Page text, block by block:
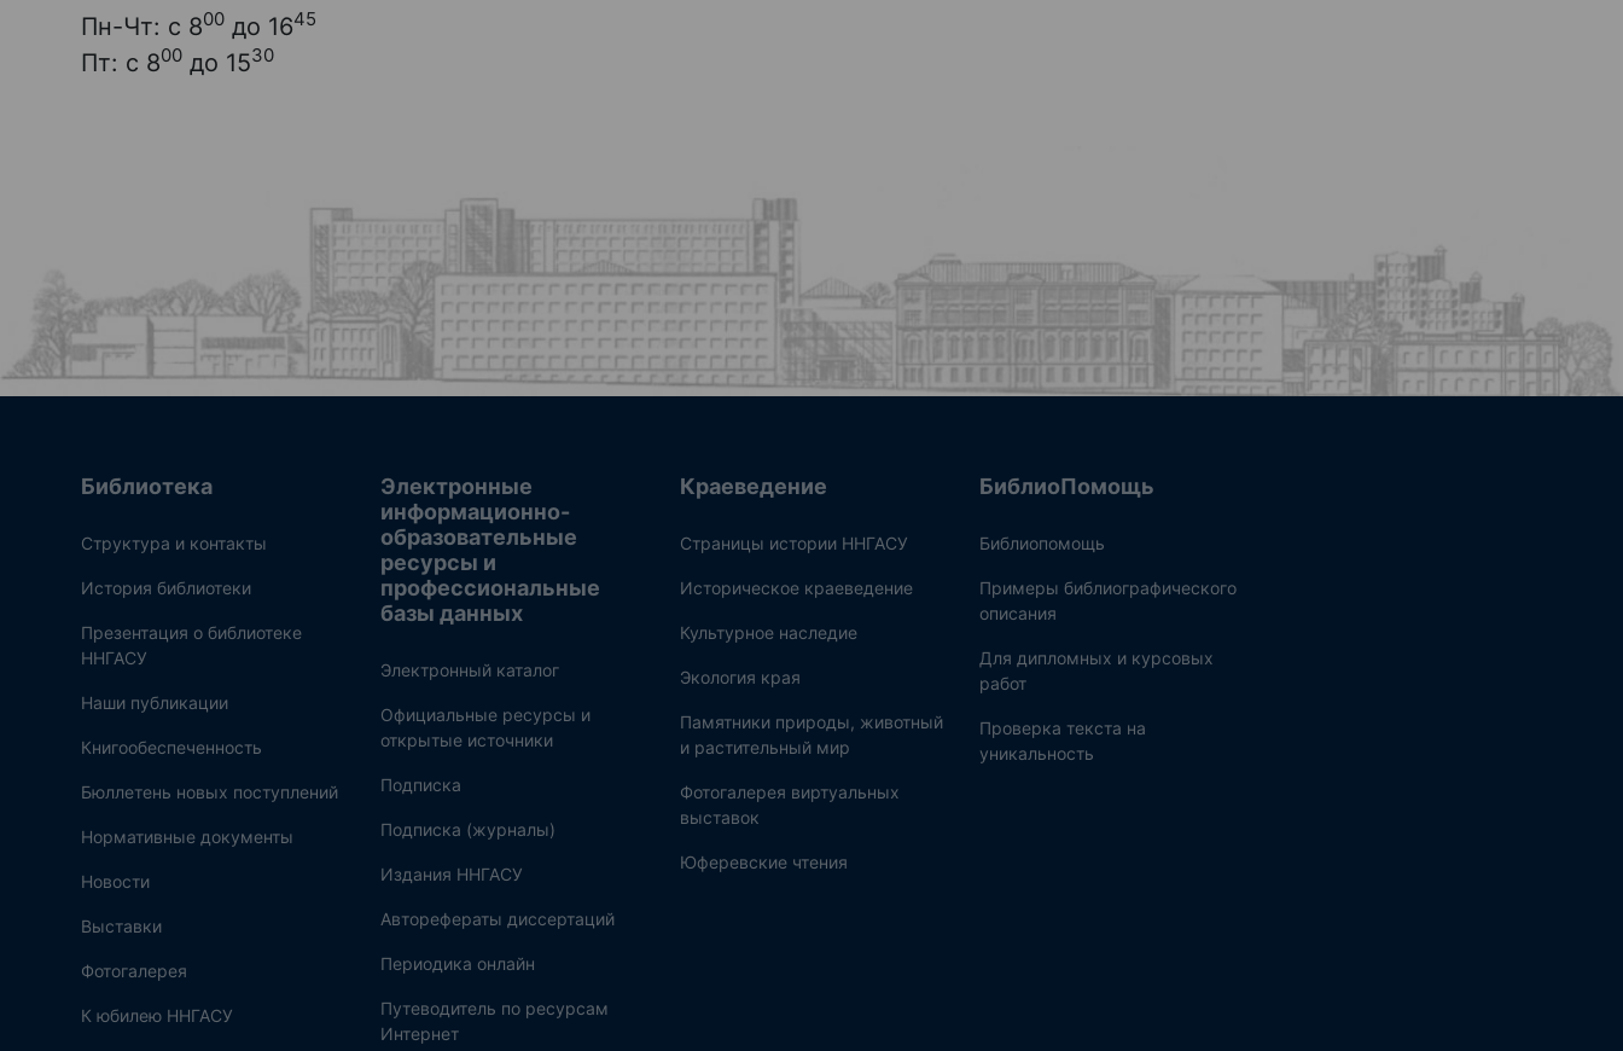
Пн-Чт: с 800 до 1645
Пт: с 800 до 1530
Библиотека
Структура и контакты
История библиотеки
Презентация о библиотеке
ННГАСУ
Наши публикации
Книгообеспеченность
Бюллетень новых поступлений
Нормативные документы
Новости
Выставки
Фотогалерея
К юбилею ННГАСУ
Электронные
информационно-
образовательные
ресурсы и
профессиональные
базы данных
Электронный каталог
Официальные ресурсы и
открытые источники
Подписка
Подписка (журналы)
Издания ННГАСУ
Авторефераты диссертаций
Периодика онлайн
Путеводитель по ресурсам
Интернет
Краеведение
Страницы истории ННГАСУ
Историческое краеведение
Культурное наследие
Экология края
Памятники природы, животный
и растительный мир
Фотогалерея виртуальных
выставок
Юферевские чтения
БиблиоПомощь
Библиопомощь
Примеры библиографического
описания
Для дипломных и курсовых
работ
Проверка текста на
уникальность